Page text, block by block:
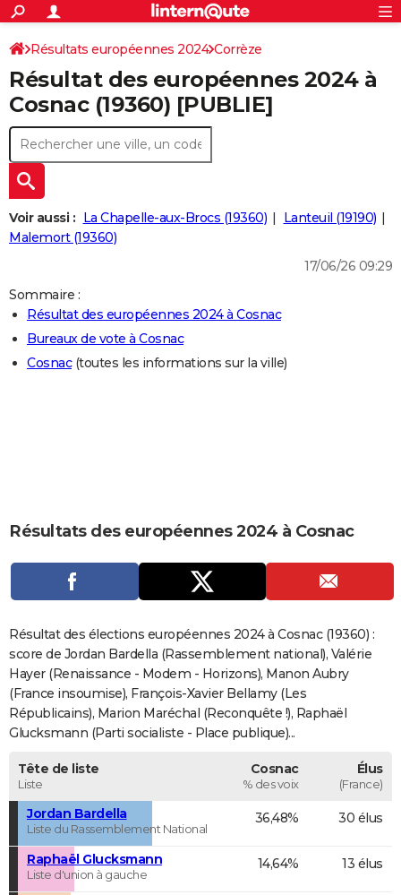
ACTUALITÉS
Politique
Société
Faits Divers
Education
Monde
Villes
+
SPORT
Coupe du monde 2026
Football
Tennis
Cyclisme
Rugby
Forum
Programme TV
TNT
Streaming
Cinéma
Sorties cinéma
Musique
+
FINANCE
Retraite
Impôts
Epargne
Immobilier
Risques naturels par ville
Banque
Assurance
Crédit
AUTO
Essais
Réserver un essai
Citadines
Berlines
SUV
Forum auto
+
HIGH-TECH
Mobiles
Meilleur smartphone
Internet
Ordinateurs
Jeux vidéo
Guide high-tech
+
BRICOLAGE
Guides de France
Escapades
Patrimoine
Expositions
Musées
Week-end nature
LIFESTYLE
Art de vivre
Bien-être
Loisirs
Mode
Modes de vie
CARTE DE VOEUX
Carte de Noël
Carte Bonne année
Carte Saint-Valentin
Carte Pâques
Carte d'anniversaire
DICTIONNAIRE
Dictionnaire
Biographies
Citations
Expressions
Proverbes
PROGRAMME TV
COPAINS D'AVANT
S'inscrire
Se connecter
Lycées
Collèges
Primaires
Universités
Entreprises
Service militaire
Avis de recherche
AVIS DE DÉCÈS
FORUM
S'inscrire
Connexion
Résultats européennes 2024 Corrèze
Résultat des européennes 2024 à
Cosnac (19360) [PUBLIE]
Voir aussi : La Chapelle-aux-Brocs (19360)
Lanteuil (19190)
Malemort (19360)
17/06/26 09:29
Sommaire :
Résultat des européennes 2024 à Cosnac
Bureaux de vote à Cosnac
Cosnac(toutes les informations sur la ville)
Résultats des européennes 2024 à Cosnac
Résultat des élections européennes 2024 à Cosnac (19360) :
score de Jordan Bardella (Rassemblement national), Valérie
Hayer (Renaissance - Modem - Horizons), Manon Aubry
(France insoumise), François-Xavier Bellamy (Les
Républicains), Marion Maréchal (Reconquête !), Raphaël
Glucksmann (Parti socialiste - Place publique)...
Tête de liste
Liste
Cosnac
% des voix
Élus
(France)
Jordan Bardella
Liste du Rassemblement National
36,48% 30 élus
Raphaël Glucksmann
Liste d'union à gauche
14,64% 13 élus